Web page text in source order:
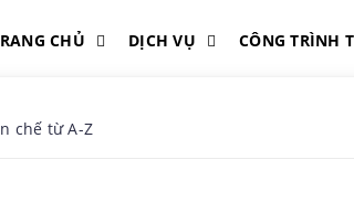
CHỦ DỊCH VỤ CÔNG TRÌNH
chế từ A-Z